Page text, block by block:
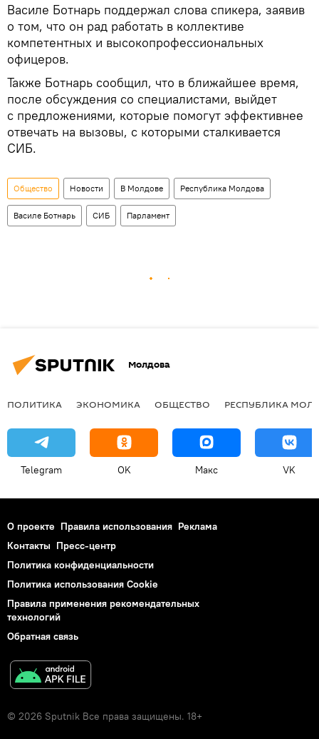
Василе Ботнарь поддержал слова спикера, заявив
о том, что он рад работать в коллективе
компетентных и высокопрофессиональных
офицеров.
Также Ботнарь сообщил, что в ближайшее время,
после обсуждения со специалистами, выйдет
с предложениями, которые помогут эффективнее
отвечать на вызовы, с которыми сталкивается
СИБ.
Общество Новости В Молдове Республика Молдова
Василе Ботнарь СИБ Парламент
Молдова
ПОЛИТИКА ЭКОНОМИКА ОБЩЕСТВО РЕСПУБЛИКА
Telegram OK Макс VK
О проекте Правила использования Реклама
Контакты Пресс-центр
Политика конфиденциальности
Политика использования Cookie
Правила применения рекомендательных
технологий
Обратная связь
© 2026 Sputnik Все права защищены. 18+